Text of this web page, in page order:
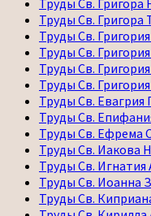
Труды Св. Григора
Труды Св.
Труды Св.
Труды Св.
Труды Св.
Труды Св. Евагрия
Труды Св.
Труды Св. Ефрема
Труды Св. Иакова
Труды Св. Игнатия
Труды Св. Иоанна
Труды Св.